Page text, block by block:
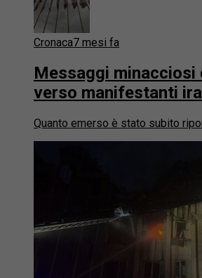
Cronaca7 mesi fa
Messaggi minacciosi
verso manifestanti
Quanto emerso è stato subito